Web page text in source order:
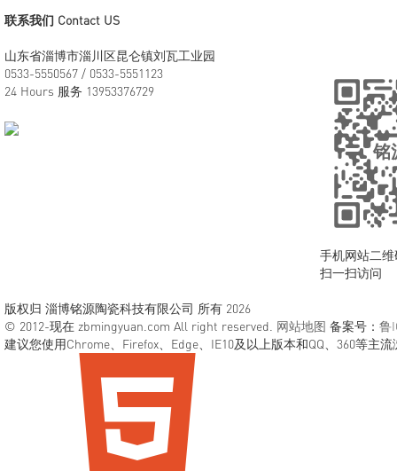
联系我们 Contact US
山东省淄博市淄川区昆仑镇刘瓦工业园
0533-5550567 / 0533-5551123
24 Hours 服务 13953376729
手机网站二维
扫一扫访问
版权归 淄博铭源陶瓷科技有限公司 所有 2026
© 2012-现在 zbmingyuan.com All right reserved. 网站地图 备案号： 鲁
建议您使用Chrome、Firefox、Edge、IE10及以上版本和QQ、360等主